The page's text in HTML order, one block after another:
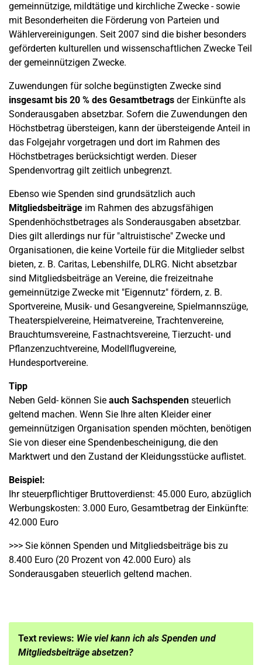
gemeinnützige, mildtätige und kirchliche Zwecke - sowie
mit Besonderheiten die Förderung von Parteien und
Wählervereinigungen. Seit 2007 sind die bisher besonders
geförderten kulturellen und wissenschaftlichen Zwecke Teil
der gemeinnützigen Zwecke.
Zuwendungen für solche begünstigten Zwecke sind
insgesamt bis 20 % des Gesamtbetrags der Einkünfte als
Sonderausgaben absetzbar. Sofern die Zuwendungen den
Höchstbetrag übersteigen, kann der übersteigende Anteil in
das Folgejahr vorgetragen und dort im Rahmen des
Höchstbetrages berücksichtigt werden. Dieser
Spendenvortrag gilt zeitlich unbegrenzt.
Ebenso wie Spenden sind grundsätzlich auch
Mitgliedsbeiträge im Rahmen des abzugsfähigen
Spendenhöchstbetrages als Sonderausgaben absetzbar.
Dies gilt allerdings nur für "altruistische" Zwecke und
Organisationen, die keine Vorteile für die Mitglieder selbst
bieten, z. B. Caritas, Lebenshilfe, DLRG. Nicht absetzbar
sind Mitgliedsbeiträge an Vereine, die freizeitnahe
gemeinnützige Zwecke mit "Eigennutz" fördern, z. B.
Sportvereine, Musik- und Gesangvereine, Spielmannszüge,
Theaterspielvereine, Heimatvereine, Trachtenvereine,
Brauchtumsvereine, Fastnachtsvereine, Tierzucht- und
Pflanzenzuchtvereine, Modellflugvereine,
Hundesportvereine.
Tipp
Neben Geld- können Sie auch Sachspenden steuerlich
geltend machen. Wenn Sie Ihre alten Kleider einer
gemeinnützigen Organisation spenden möchten, benötigen
Sie von dieser eine Spendenbescheinigung, die den
Marktwert und den Zustand der Kleidungsstücke auflistet.
Beispiel:
Ihr steuerpflichtiger Bruttoverdienst: 45.000 Euro, abzüglich
Werbungskosten: 3.000 Euro, Gesamtbetrag der Einkünfte:
42.000 Euro
>>> Sie können Spenden und Mitgliedsbeiträge bis zu
8.400 Euro (20 Prozent von 42.000 Euro) als
Sonderausgaben steuerlich geltend machen.
Text reviews: Wie viel kann ich als Spenden und
Mitgliedsbeiträge absetzen?